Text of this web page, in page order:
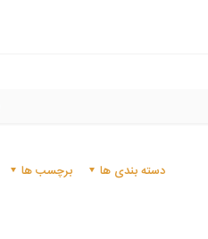
دسته بندی ها برچسب ها